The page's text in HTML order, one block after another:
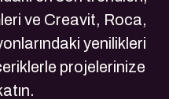
ve Creavit, Roca,
yenilikleri
projelerinize